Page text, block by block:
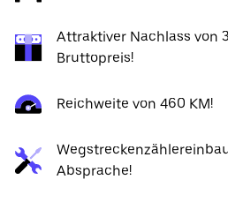
Attraktiver Nachlass von
Bruttopreis!
Reichweite von 460 KM!
Absprache!